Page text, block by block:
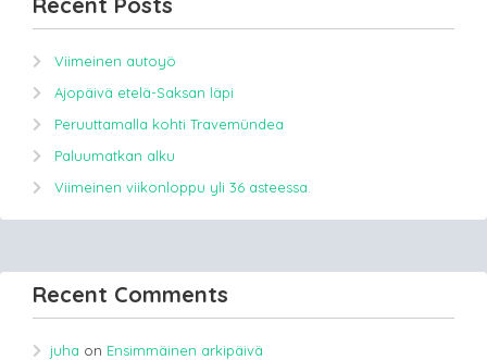
Viimeinen autoyö
Ajopäivä etelä-Saksan läpi
Peruuttamalla kohti Travemündea
Paluumatkan alku
Viimeinen viikonloppu yli 36 asteessa.
Recent Comments
juha on Ensimmäinen arkipäivä